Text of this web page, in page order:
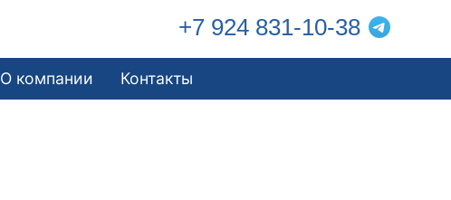
+7 924 831-10-38
О компании Контакты